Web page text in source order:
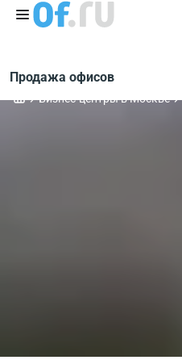
Продажа офисов
Бизнес-центры в Москве